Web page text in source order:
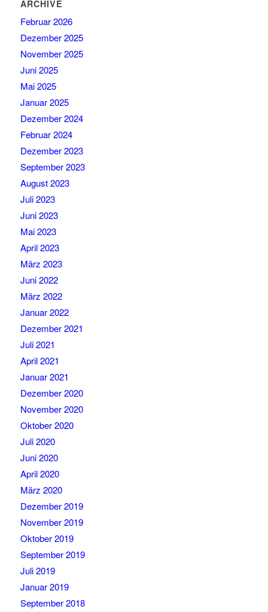
ARCHIVE
Februar 2026
Dezember 2025
November 2025
Juni 2025
Mai 2025
Januar 2025
Dezember 2024
Februar 2024
Dezember 2023
September 2023
August 2023
Juli 2023
Juni 2023
Mai 2023
April 2023
März 2023
Juni 2022
März 2022
Januar 2022
Dezember 2021
Juli 2021
April 2021
Januar 2021
Dezember 2020
November 2020
Oktober 2020
Juli 2020
Juni 2020
April 2020
März 2020
Dezember 2019
November 2019
Oktober 2019
September 2019
Juli 2019
Januar 2019
September 2018